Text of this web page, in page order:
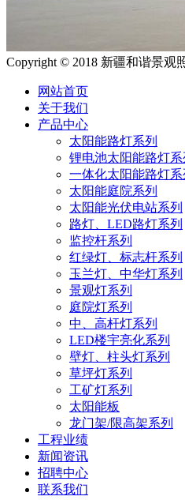
Copyright © 2018 新疆和谐景观
网站首页
关于我们
产品中心
太阳能路灯系列
锂电池太阳能路灯系
一体化太阳能路灯系
太阳能庭院系列
太阳能光伏电站系列
路灯、LED路灯系列
监控杆系列
红绿灯、标志杆系列
玉兰灯、中华灯系列
景观灯系列
庭院灯系列
中、高杆灯系列
LED楼宇亮化系列
壁灯、柱头灯系列
草坪灯系列
工矿灯系列
太阳能板
龙门架/限高架系列
工程业绩
新闻资讯
招聘中心
联系我们